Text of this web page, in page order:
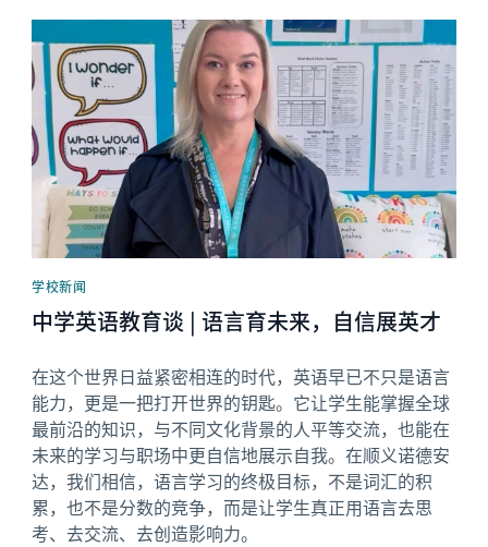
学校新闻
中学英语教育谈 | 语言育未来，自信展英才
在这个世界日益紧密相连的时代，英语早已不只是语言
能力，更是一把打开世界的钥匙。它让学生能掌握全球
最前沿的知识，与不同文化背景的人平等交流，也能在
未来的学习与职场中更自信地展示自我。在顺义诺德安
达，我们相信，语言学习的终极目标，不是词汇的积
累，也不是分数的竞争，而是让学生真正用语言去思
考、去交流、去创造影响力。